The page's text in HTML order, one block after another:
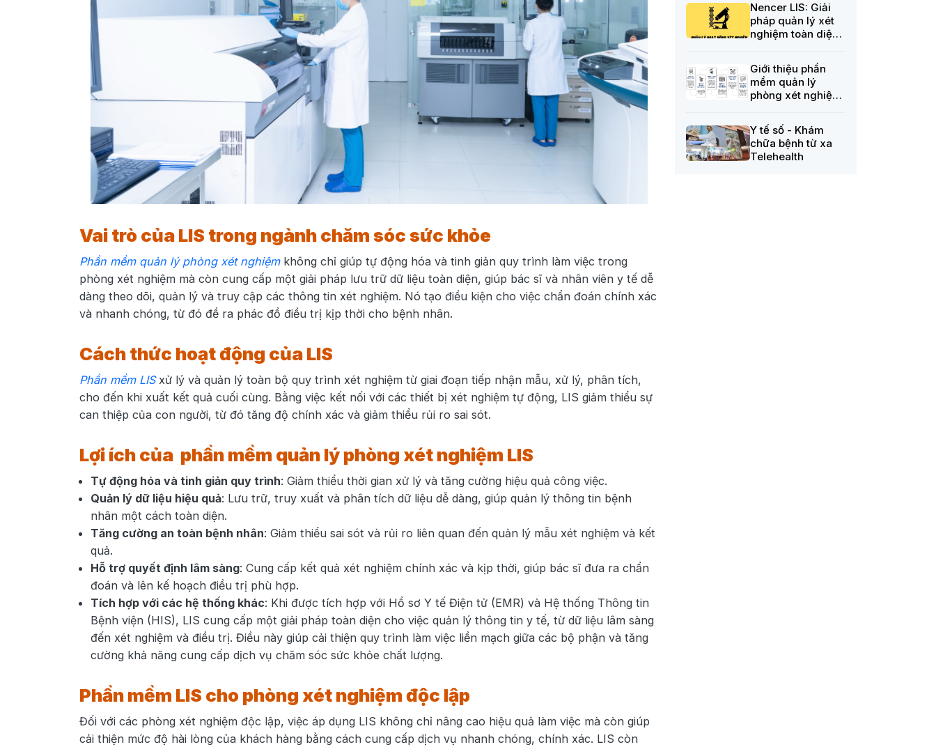
Vai trò của LIS trong ngành chăm sóc sức khỏe
Phần mềm quản lý phòng xét nghiệmkhông chỉ giúp tự động hóa và tinh giản quy trình làm việc trong
phòng xét nghiệm mà còn cung cấp một giải pháp lưu trữ dữ liệu toàn diện, giúp bác sĩ và nhân viên y tế dễ
dàng theo dõi, quản lý và truy cập các thông tin xét nghiệm. Nó tạo điều kiện cho việc chẩn đoán chính xác
và nhanh chóng, từ đó đề ra phác đồ điều trị kịp thời cho bệnh nhân.
Cách thức hoạt động của LIS
Phần mềm LISxử lý và quản lý toàn bộ quy trình xét nghiệm từ giai đoạn tiếp nhận mẫu, xử lý, phân tích,
cho đến khi xuất kết quả cuối cùng. Bằng việc kết nối với các thiết bị xét nghiệm tự động, LIS giảm thiểu sự
can thiệp của con người, từ đó tăng độ chính xác và giảm thiểu rủi ro sai sót.
Lợi ích của phần mềm quản lý phòng xét nghiệm LIS
Tự động hóa và tinh giản quy trình: Giảm thiểu thời gian xử lý và tăng cường hiệu quả công việc.
Quản lý dữ liệu hiệu quả: Lưu trữ, truy xuất và phân tích dữ liệu dễ dàng, giúp quản lý thông tin bệnh
nhân một cách toàn diện.
Tăng cường an toàn bệnh nhân: Giảm thiểu sai sót và rủi ro liên quan đến quản lý mẫu xét nghiệm và kết
quả.
Hỗ trợ quyết định lâm sàng: Cung cấp kết quả xét nghiệm chính xác và kịp thời, giúp bác sĩ đưa ra chẩn
đoán và lên kế hoạch điều trị phù hợp.
Tích hợp với các hệ thống khác: Khi được tích hợp với Hồ sơ Y tế Điện tử (EMR) và Hệ thống Thông tin
Bệnh viện (HIS), LIS cung cấp một giải pháp toàn diện cho việc quản lý thông tin y tế, từ dữ liệu lâm sàng
đến xét nghiệm và điều trị. Điều này giúp cải thiện quy trình làm việc liền mạch giữa các bộ phận và tăng
cường khả năng cung cấp dịch vụ chăm sóc sức khỏe chất lượng.
Phần mềm LIS cho phòng xét nghiệm độc lập
Đối với các phòng xét nghiệm độc lập, việc áp dụng LIS không chỉ nâng cao hiệu quả làm việc mà còn giúp
cải thiện mức độ hài lòng của khách hàng bằng cách cung cấp dịch vụ nhanh chóng, chính xác. LIS còn
Nencer LIS: Giải
pháp quản lý xét
nghiệm toàn diện
Giới thiệu phần
mềm quản lý
phòng xét nghiệm
Y tế số - Khám
chữa bệnh từ xa
Telehealth